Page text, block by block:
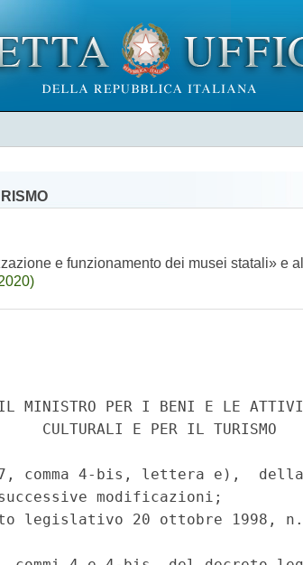
e funzionamento dei musei statali» e